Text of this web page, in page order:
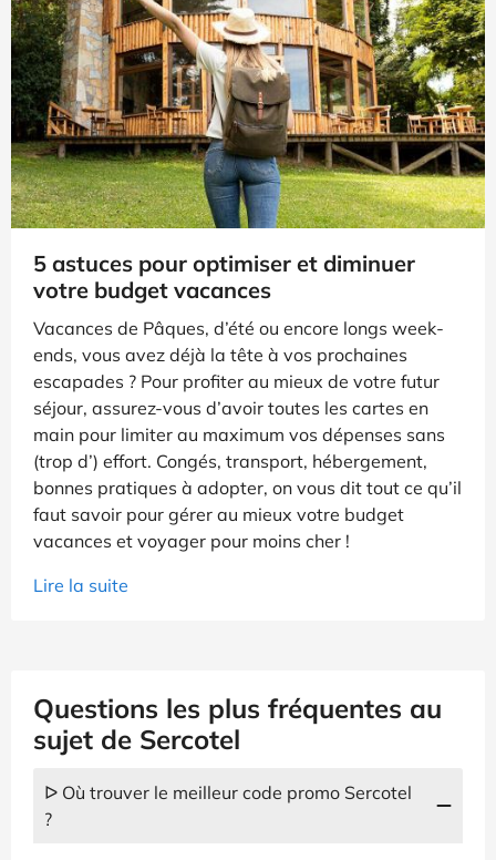
5 astuces pour optimiser et diminuer
votre budget vacances
Vacances de Pâques, d’été ou encore longs week-
ends, vous avez déjà la tête à vos prochaines
escapades ? Pour profiter au mieux de votre futur
séjour, assurez-vous d’avoir toutes les cartes en
main pour limiter au maximum vos dépenses sans
(trop d’) effort. Congés, transport, hébergement,
bonnes pratiques à adopter, on vous dit tout ce qu’il
faut savoir pour gérer au mieux votre budget
vacances et voyager pour moins cher !
Lire la suite
Questions les plus fréquentes au
sujet de Sercotel
ᐅ Où trouver le meilleur code promo Sercotel
?